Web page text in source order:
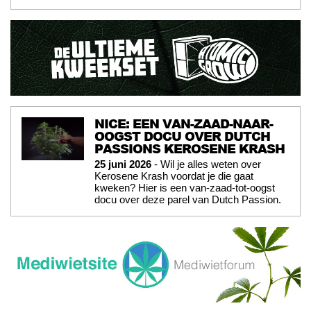
NICE: EEN VAN-ZAAD-NAAR-
OOGST DOCU OVER DUTCH
PASSIONS KEROSENE KRASH
25 juni 2026 - Wil je alles weten over
Kerosene Krash voordat je die gaat
kweken? Hier is een van-zaad-tot-oogst
docu over deze parel van Dutch Passion.